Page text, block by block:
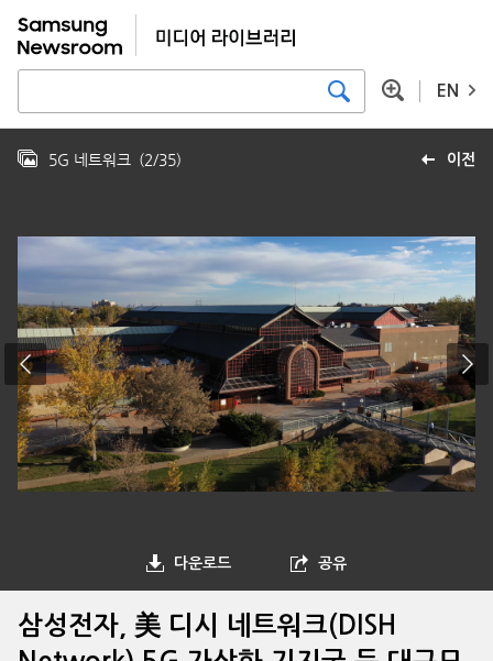
EN
이전
5G 네트워크 (2/35)
다운로드 공유
삼성전자, 美 디시 네트워크(DISH